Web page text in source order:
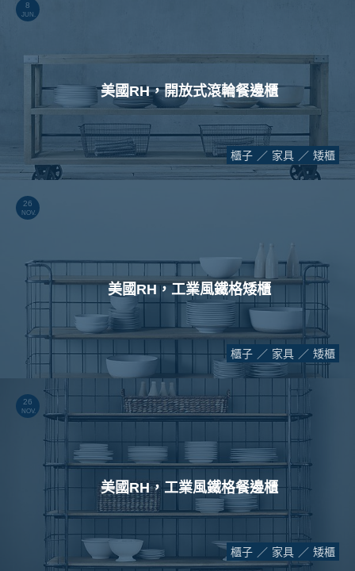
8
JUN.
美國RH，開放式滾輪餐邊櫃
櫃子 家具 矮櫃
26
NOV.
美國RH，工業風鐵格矮櫃
櫃子 家具 矮櫃
26
NOV.
美國RH，工業風鐵格餐邊櫃
櫃子 家具 矮櫃